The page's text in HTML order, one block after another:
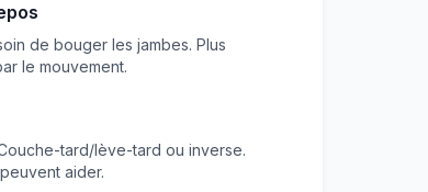
de bouger les jambes. Plus
le mouvement.
tard/lève-tard ou inverse.
aider.